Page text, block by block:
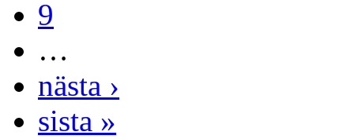
9
…
nästa ›
sista »